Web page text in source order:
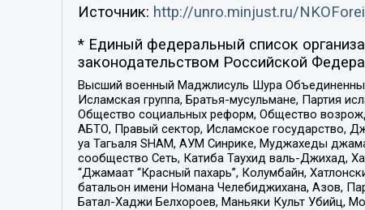
Источник: http://unro.minjust.ru/
* Единый федеральный список
законодательством Российской
Высший военный Маджлисуль Шура
Исламская группа, Братья-мусульмане, Партия
Общество социальных реформ, Общество
АБТО, Правый сектор, Исламское государство,
уа Тагьаля SHAM, АУМ Синрике, Муджахеды
сообщество Сеть, Катиба Таухид валь-Джихад,
“Джамаат “Красный пахарь”, Колумбайн,
батальон имени Номана Челебиджихана, Азов,
Батал-Хаджи Белхороев, Маньяки Культ Убийц,